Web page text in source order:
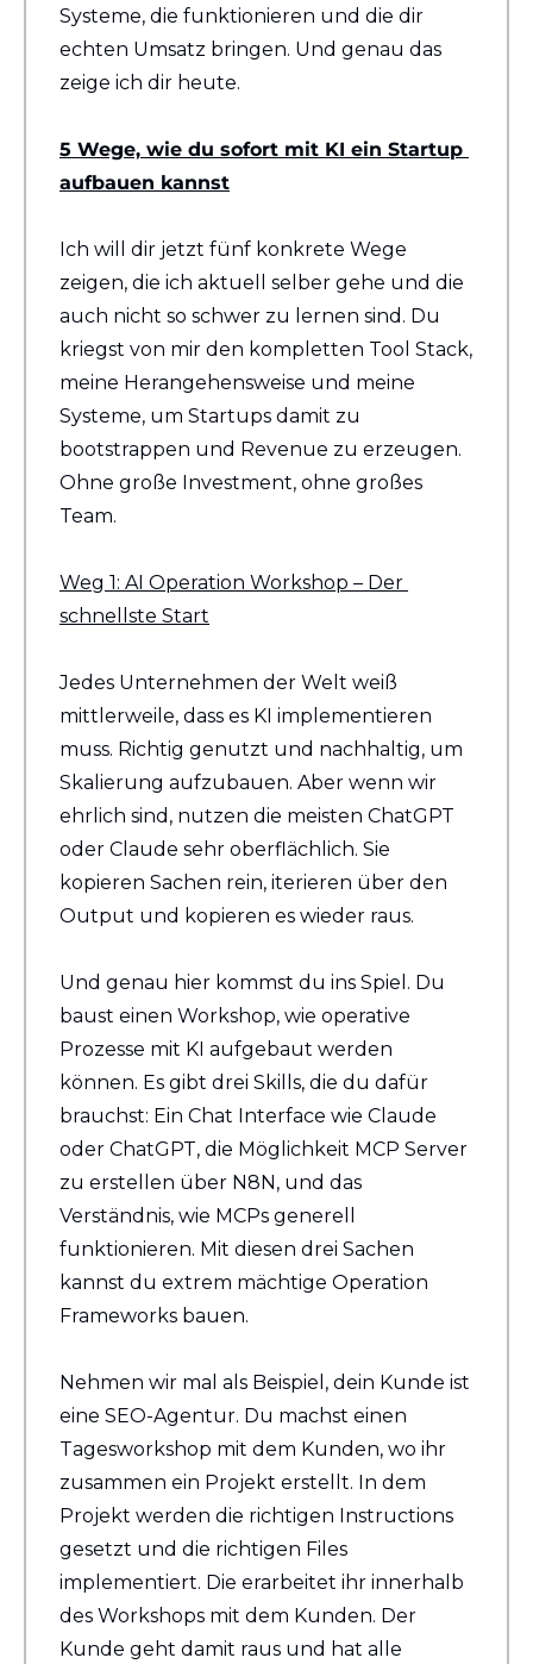
Systeme, die funktionieren und die dir
echten Umsatz bringen. Und genau das
zeige ich dir heute.
5 Wege, wie du sofort mit KI ein Startup
aufbauen kannst
Ich will dir jetzt fünf konkrete Wege
zeigen, die ich aktuell selber gehe und die
auch nicht so schwer zu lernen sind. Du
kriegst von mir den kompletten Tool Stack,
meine Herangehensweise und meine
Systeme, um Startups damit zu
bootstrappen und Revenue zu erzeugen.
Ohne große Investment, ohne großes
Team.
Weg 1: AI Operation Workshop – Der
schnellste Start
Jedes Unternehmen der Welt weiß
mittlerweile, dass es KI implementieren
muss. Richtig genutzt und nachhaltig, um
Skalierung aufzubauen. Aber wenn wir
ehrlich sind, nutzen die meisten ChatGPT
oder Claude sehr oberflächlich. Sie
kopieren Sachen rein, iterieren über den
Output und kopieren es wieder raus.
Und genau hier kommst du ins Spiel. Du
baust einen Workshop, wie operative
Prozesse mit KI aufgebaut werden
können. Es gibt drei Skills, die du dafür
brauchst: Ein Chat Interface wie Claude
oder ChatGPT, die Möglichkeit MCP Server
zu erstellen über N8N, und das
Verständnis, wie MCPs generell
funktionieren. Mit diesen drei Sachen
kannst du extrem mächtige Operation
Frameworks bauen.
Nehmen wir mal als Beispiel, dein Kunde ist
eine SEO-Agentur. Du machst einen
Tagesworkshop mit dem Kunden, wo ihr
zusammen ein Projekt erstellt. In dem
Projekt werden die richtigen Instructions
gesetzt und die richtigen Files
implementiert. Die erarbeitet ihr innerhalb
des Workshops mit dem Kunden. Der
Kunde geht damit raus und hat alle